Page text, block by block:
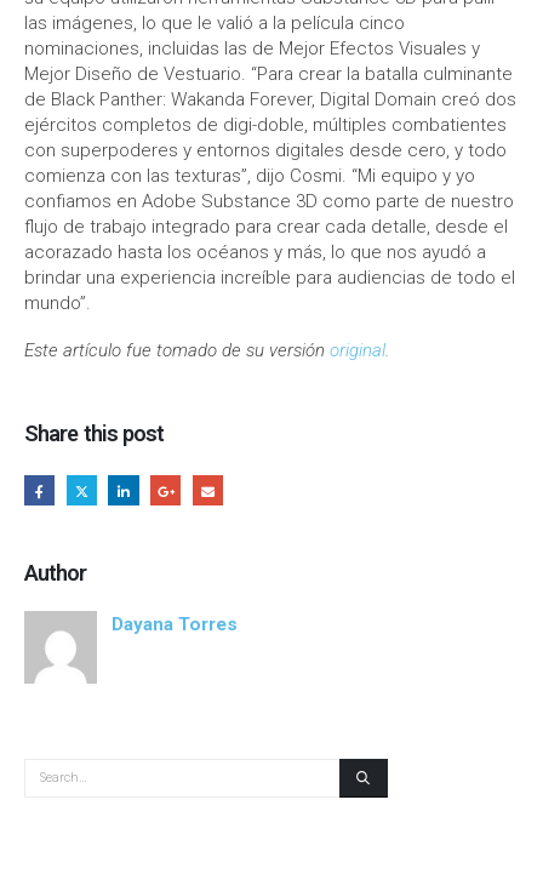
las imágenes, lo que le valió a la película cinco
nominaciones, incluidas las de Mejor Efectos Visuales y
Mejor Diseño de Vestuario. “Para crear la batalla culminante
de Black Panther: Wakanda Forever, Digital Domain creó dos
ejércitos completos de digi-doble, múltiples combatientes
con superpoderes y entornos digitales desde cero, y todo
comienza con las texturas”, dijo Cosmi. “Mi equipo y yo
confiamos en Adobe Substance 3D como parte de nuestro
flujo de trabajo integrado para crear cada detalle, desde el
acorazado hasta los océanos y más, lo que nos ayudó a
brindar una experiencia increíble para audiencias de todo el
mundo”.
Este artículo fue tomado de su versión original.
Share this post
Author
Dayana Torres